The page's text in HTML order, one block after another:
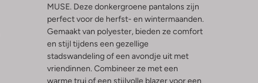
MUSE. Deze donkergroene pantalons zijn
perfect voor de herfst- en wintermaanden.
Gemaakt van polyester, bieden ze comfort
en stijl tijdens een gezellige
stadswandeling of een avondje uit met
vriendinnen. Combineer ze met een
warme trui of een stijlvolle blazer voor een